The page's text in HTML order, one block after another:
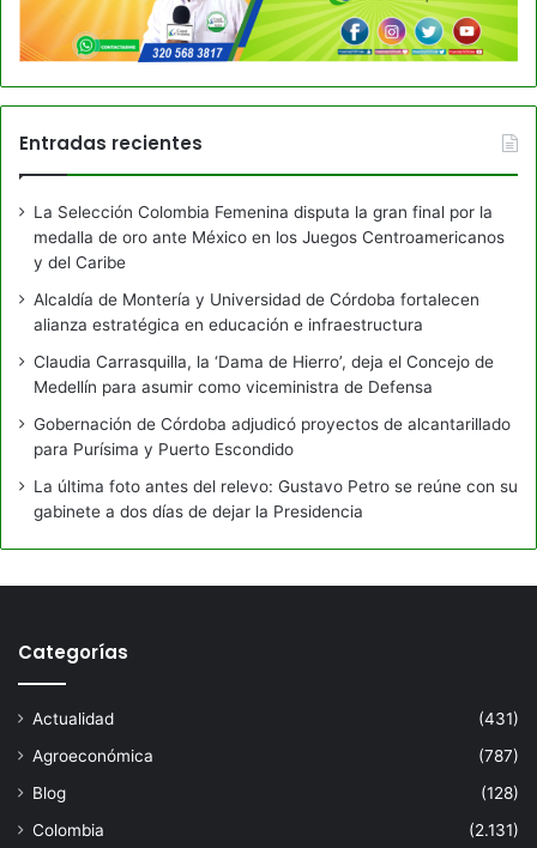
Entradas recientes
La Selección Colombia Femenina disputa la gran final por la
medalla de oro ante México en los Juegos Centroamericanos
y del Caribe
Alcaldía de Montería y Universidad de Córdoba fortalecen
alianza estratégica en educación e infraestructura
Claudia Carrasquilla, la ‘Dama de Hierro’, deja el Concejo de
Medellín para asumir como viceministra de Defensa
Gobernación de Córdoba adjudicó proyectos de alcantarillado
para Purísima y Puerto Escondido
La última foto antes del relevo: Gustavo Petro se reúne con su
gabinete a dos días de dejar la Presidencia
Categorías
Actualidad
(431)
Agroeconómica
(787)
Blog
(128)
Colombia
(2.131)